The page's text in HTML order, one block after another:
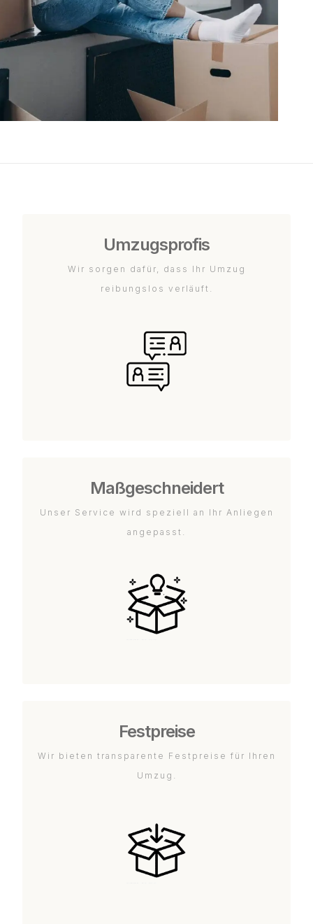
Umzugsprofis
Wir sorgen dafür, dass Ihr Umzug
reibungslos verläuft.
Maßgeschneidert
Unser Service wird speziell an Ihr Anliegen
angepasst.
Festpreise
Wir bieten transparente Festpreise für Ihren
Umzug.